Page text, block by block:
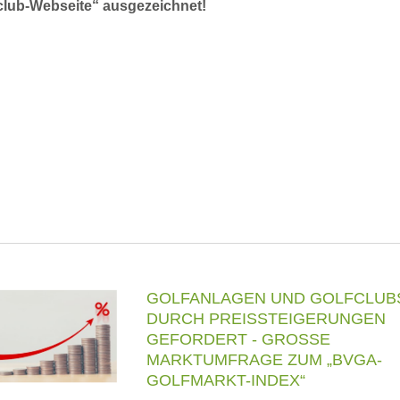
Webseite“ ausgezeichnet!
GOLFANLAGEN UND
DURCH PREISSTEIGERUNGEN
GEFORDERT - GROSSE
MARKTUMFRAGE ZUM „BVGA-
GOLFMARKT-INDEX“